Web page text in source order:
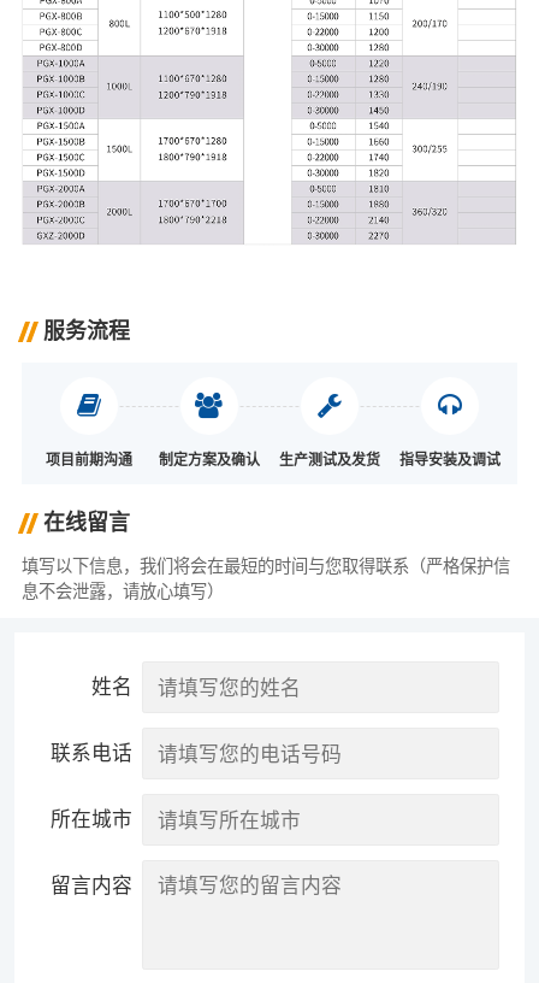
服务流程
项目前期沟通 制定方案及确认 生产测试及发货 指导安装及调试
在线留言
填写以下信息，我们将会在最短的时间与您取得联系（严格保护信
息不会泄露，请放心填写）
姓名
联系电话
所在城市
留言内容